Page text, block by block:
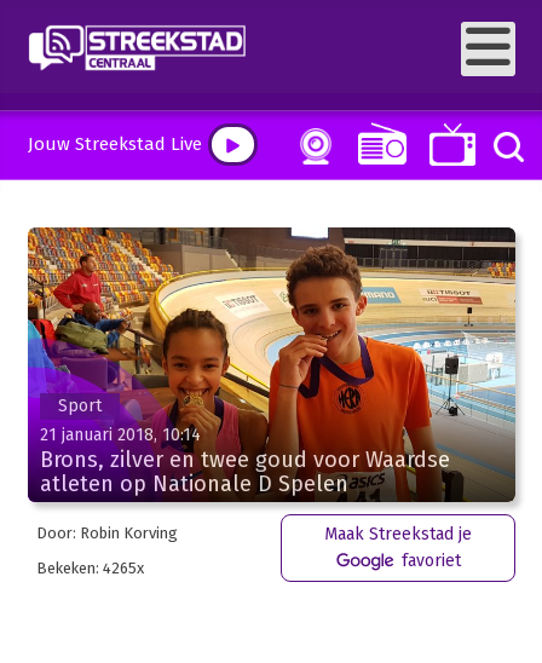
Jouw Streekstad Live
Sport
21 januari 2018, 10:14
Brons, zilver en twee goud voor Waardse
atleten op Nationale D Spelen
Door: Robin Korving
Bekeken: 4265x
Maak Streekstad je
favoriet